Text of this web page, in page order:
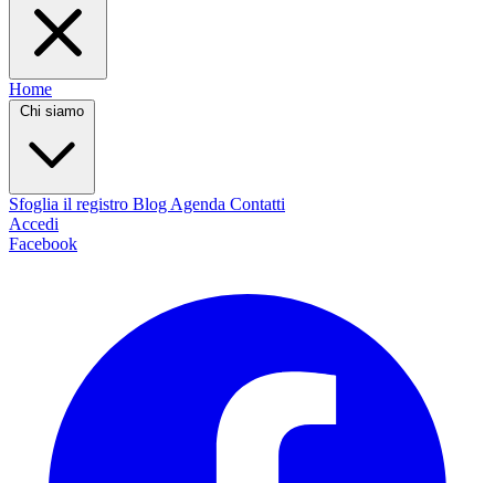
Home
Chi siamo
Sfoglia il registro Blog Agenda Contatti
Accedi
Facebook